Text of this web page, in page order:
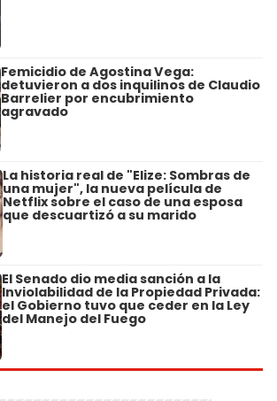
Femicidio de Agostina Vega:
detuvieron a dos inquilinos de Claudio
Barrelier por encubrimiento
agravado
La historia real de "Elize: Sombras de
una mujer", la nueva película de
Netflix sobre el caso de una esposa
que descuartizó a su marido
El Senado dio media sanción a la
Inviolabilidad de la Propiedad Privada:
el Gobierno tuvo que ceder en la Ley
del Manejo del Fuego